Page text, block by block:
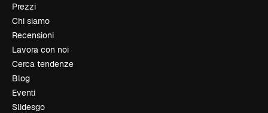
Prezzi
Chi siamo
Recensioni
Lavora con noi
Cerca tendenze
Blog
Eventi
Slidesgo